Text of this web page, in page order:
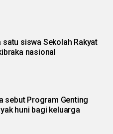
satu siswa Sekolah Rakyat
nasional
sebut Program Genting
huni bagi keluarga